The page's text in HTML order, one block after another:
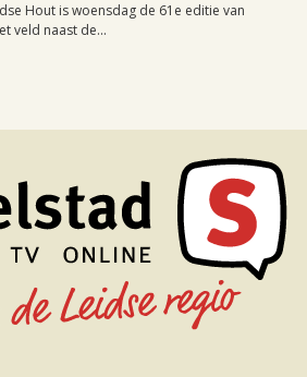
Hout is woensdag de 61e editie van
veld naast de...